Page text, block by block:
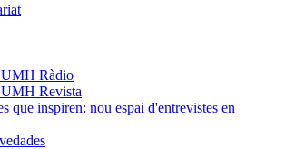
Ràdio
Revista
que inspiren: nou espai d'entrevistes en